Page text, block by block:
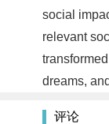
social
relevant
dreams,
评论